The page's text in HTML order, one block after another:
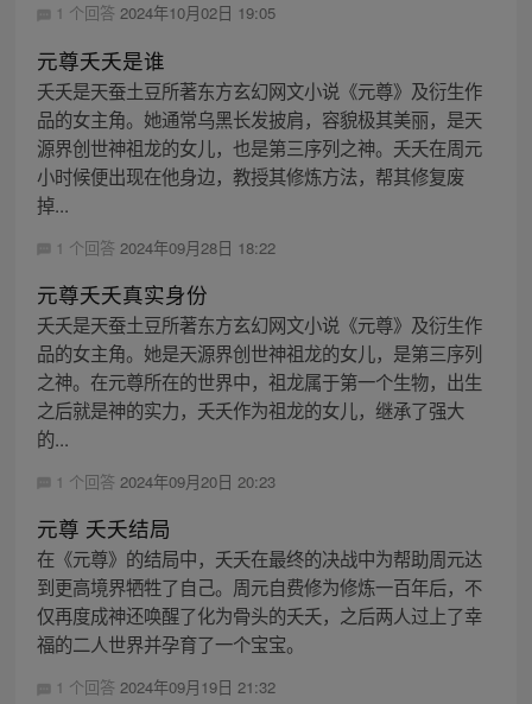
1 个回答 2024年10月02日 19:05
元尊夭夭是谁
夭夭是天蚕土豆所著东方玄幻网文小说《元尊》及衍生作
品的女主角。她通常乌黑长发披肩，容貌极其美丽，是天
源界创世神祖龙的女儿，也是第三序列之神。夭夭在周元
小时候便出现在他身边，教授其修炼方法，帮其修复废
掉...
1 个回答 2024年09月28日 18:22
元尊夭夭真实身份
夭夭是天蚕土豆所著东方玄幻网文小说《元尊》及衍生作
品的女主角。她是天源界创世神祖龙的女儿，是第三序列
之神。在元尊所在的世界中，祖龙属于第一个生物，出生
之后就是神的实力，夭夭作为祖龙的女儿，继承了强大
的...
1 个回答 2024年09月20日 20:23
元尊 夭夭结局
在《元尊》的结局中，夭夭在最终的决战中为帮助周元达
到更高境界牺牲了自己。周元自费修为修炼一百年后，不
仅再度成神还唤醒了化为骨头的夭夭，之后两人过上了幸
福的二人世界并孕育了一个宝宝。
1 个回答 2024年09月19日 21:32